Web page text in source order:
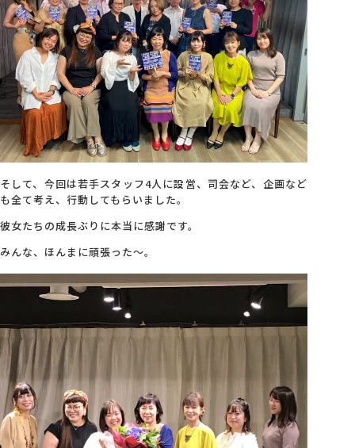
そして、今回は若手スタッフ4人に設営、司会など、企画など
も全て考え、行動してもらいました。
彼女たちの成長ぶりに本当に感謝です。
みんな、ほんまに頑張った～。